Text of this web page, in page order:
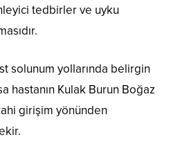
tedbirler ve uyku
solunum yollarında belirgin
hastanın Kulak Burun Boğaz
girişim yönünden